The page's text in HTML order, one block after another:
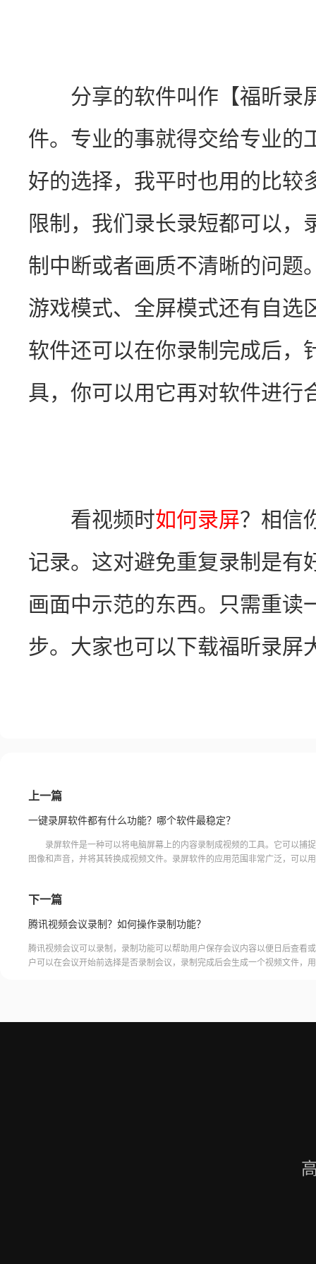
分享的软件叫作【福昕录
件。专业的事就得交给专业的
好的选择，我平时也用的比较
限制，我们录长录短都可以，
制中断或者画质不清晰的问题
游戏模式、全屏模式还有自选
软件还可以在你录制完成后，
具，你可以用它再对软件进行
看视频时如何录屏？相信
记录。这对避免重复录制是有
画面中示范的东西。只需重读
步。大家也可以下载福昕录屏
上一篇
一键录屏软件都有什么功能？哪个软件最稳定？
录屏软件是一种可以将电脑屏幕上的内容录制成视频的工具。它可以捕
图像和声音，并将其转换成视频文件。录屏软件的应用范围非常广泛，可以
下一篇
腾讯视频会议录制？如何操作录制功能？
腾讯视频会议可以录制，录制功能可以帮助用户保存会议内容以便日后查看
户可以在会议开始前选择是否录制会议，录制完成后会生成一个视频文件，